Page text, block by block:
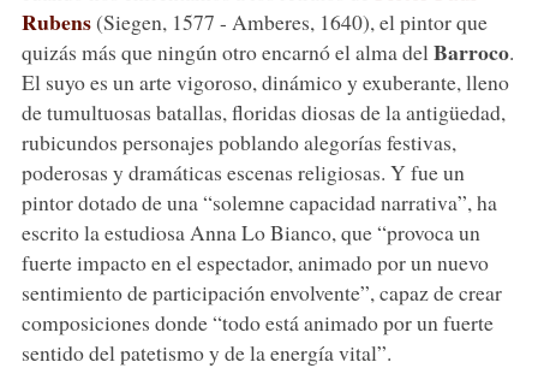
Rubens(Siegen, 1577 - Amberes, 1640), el pintor que
quizás más que ningún otro encarnó el alma del Barroco.
El suyo es un arte vigoroso, dinámico y exuberante, lleno
de tumultuosas batallas, floridas diosas de la antigüedad,
rubicundos personajes poblando alegorías festivas,
poderosas y dramáticas escenas religiosas. Y fue un
pintor dotado de una “solemne capacidad narrativa”, ha
escrito la estudiosa Anna Lo Bianco, que “provoca un
fuerte impacto en el espectador, animado por un nuevo
sentimiento de participación envolvente”, capaz de crear
composiciones donde “todo está animado por un fuerte
sentido del patetismo y de la energía vital”.